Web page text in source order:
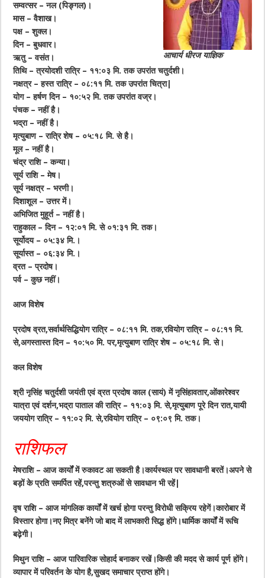
आचार्य धीरज याज्ञिक
सम्वत्सर – नल (पिङ्गल)।
मास – वैशाख।
पक्ष – शुक्ल।
दिन – बुधवार।
ऋतु – वसंत।
तिथि – त्रयोदशी रात्रि – ११:०३ मि. तक उपरांत चतुर्दशी।
नक्षत्र – हस्त रात्रि – ०८:११ मि. तक उपरांत चित्रा|
योग – हर्षण दिन – १०:५२ मि. तक उपरांत वज्र।
पंचक – नहीं है।
भद्रा – नहीं है।
मृत्युबाण – रात्रि शेष – ०५:१८ मि. से है।
मूल – नहीं है।
चंद्र राशि – कन्या।
सूर्य राशि – मेष।
सूर्य नक्षत्र – भरणी।
दिशाशूल – उत्तर में।
अभिजित मुहूर्त – नहीं है।
राहुकाल – दिन – १२:०१ मि. से ०१:३१ मि. तक‌।
सूर्योदय – ०५:३४ मि.।
सूर्यास्त – ०६:३४ मि.।
व्रत – प्रदोष।
पर्व – कुछ नहीं।
आज विशेष
प्रदोष व्रत,सर्वार्थसिद्धियोग रात्रि – ०८:११ मि. तक,रवियोग रात्रि – ०८:११ मि.
से,अगस्तास्त दिन – १०:५० मि. पर,मृत्युबाण रात्रि शेष – ०५:१८ मि. से।
कल विशेष
श्री नृसिंह चतुर्दशी जयंती एवं व्रत प्रदोष काल (सायं) में नृसिंहावतार,ओंकारेश्वर
यात्रा एवं दर्शन,भद्रा पाताल की रात्रि – ११:०३ मि. से,मृत्युबाण पूरे दिन रात,यायी
जययोग रात्रि – ११:०२ मि. से,रवियोग रात्रि – ०९:०९ मि. तक।
राशिफल
मेषराशि – आज कार्यों में रुकावट आ सकती है।कार्यस्थल पर सावधानी बरतें।अपने से
बड़ों के प्रति समर्पित रहें,परन्तु शत्रुओं से सावधान भी रहें|
वृष राशि – आज मांगलिक कार्यों में खर्च होगा परन्तु विरोधी सक्रिय रहेगें।कारोबार में
विस्तार होगा।नए मित्र बनेंगे जो बाद में लाभकारी सिद्ध होंगे।धार्मिक कार्यों में रूचि
बढ़ेगी।
मिथुन राशि – आज पारिवारिक सोहार्द बनाकर रखें।किसी की मदद से कार्य पूर्ण होंगे।
व्यापार में परिवर्तन के योग है,सुखद समाचार प्राप्त होंगे।